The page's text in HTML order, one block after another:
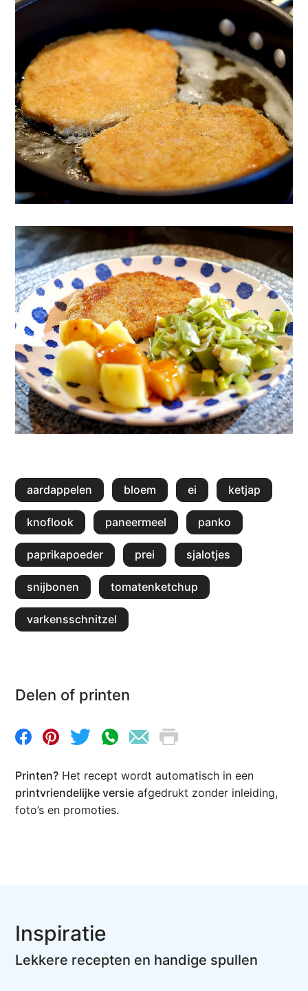
aardappelen bloem ei ketjap
knoflook paneermeel panko
paprikapoeder prei sjalotjes
snijbonen tomatenketchup
varkensschnitzel
Delen of printen
Printen? Het recept wordt automatisch in een
printvriendelijke versie afgedrukt zonder inleiding,
foto’s en promoties.
Inspiratie
Lekkere recepten en handige spullen